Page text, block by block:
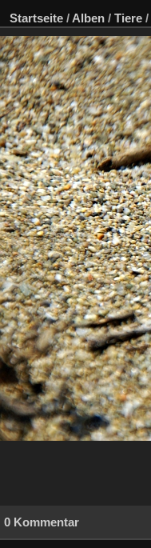
Startseite / Alben / Tiere /
0 Kommentar